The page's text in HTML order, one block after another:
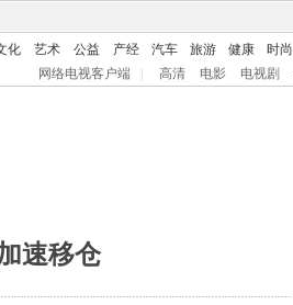
化 艺术 公益 产经 汽车 旅游 健康 时尚
网络电视客户端 高清 电影 电视剧
速移仓